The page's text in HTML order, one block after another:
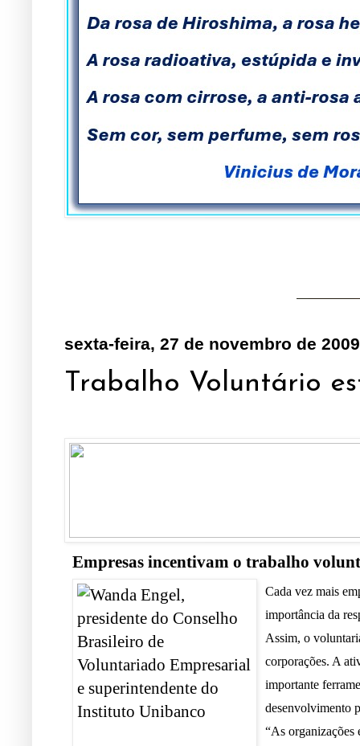
sexta-feira, 27 de novembro de 2009
Trabalho Voluntário
Empresas incentivam o trabalho
Cada vez mais
importância da
Assim, o
corporações. A
importante
desenvolvimento
“As organizações